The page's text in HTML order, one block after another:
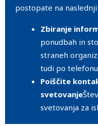
postopate na naslednji
Zbiranje
ponudbah in
straneh
tudi po
Poiščite
svetovanje
svetovanja za